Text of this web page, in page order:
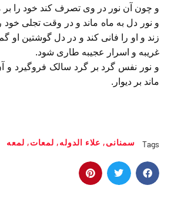
و چون آن نور در وى تصرف کند خود را بر
و نور دل به ماه ماند و در وقت تجلى
زند و او را فانى کند و در دل گوشتین او
غریبه و اسرار عجیبه طارى شود.
و نور نفس گرد بر گرد سالک فروگیرد و
ماند بر دیوار.
Tags سمنانی, علاء الدوله‏, لمعات, لمعه